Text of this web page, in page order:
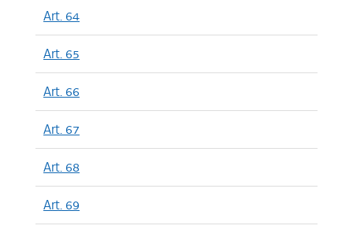
Art. 64
Art. 65
Art. 66
Art. 67
Art. 68
Art. 69